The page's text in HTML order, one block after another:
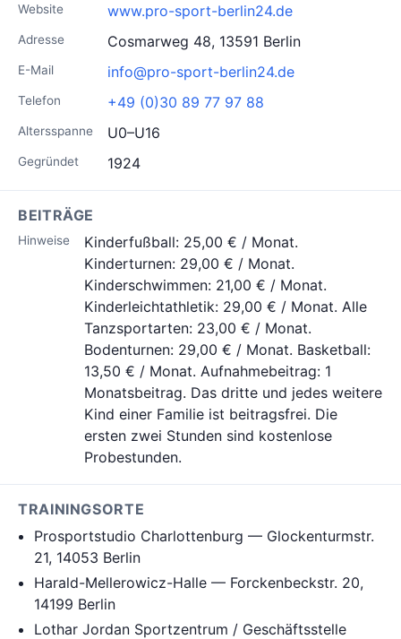
Website www.pro-sport-berlin24.de
Adresse Cosmarweg 48, 13591 Berlin
E-Mail info@pro-sport-berlin24.de
Telefon +49 (0)30 89 77 97 88
Altersspanne U0–U16
Gegründet 1924
BEITRÄGE
Hinweise
Kinderfußball: 25,00 € / Monat.
Kinderturnen: 29,00 € / Monat.
Kinderschwimmen: 21,00 € / Monat.
Kinderleichtathletik: 29,00 € / Monat. Alle
Tanzsportarten: 23,00 € / Monat.
Bodenturnen: 29,00 € / Monat. Basketball:
13,50 € / Monat. Aufnahmebeitrag: 1
Monatsbeitrag. Das dritte und jedes weitere
Kind einer Familie ist beitragsfrei. Die
ersten zwei Stunden sind kostenlose
Probestunden.
TRAININGSORTE
Prosportstudio Charlottenburg — Glockenturmstr.
21, 14053 Berlin
Harald-Mellerowicz-Halle — Forckenbeckstr. 20,
14199 Berlin
Lothar Jordan Sportzentrum / Geschäftsstelle